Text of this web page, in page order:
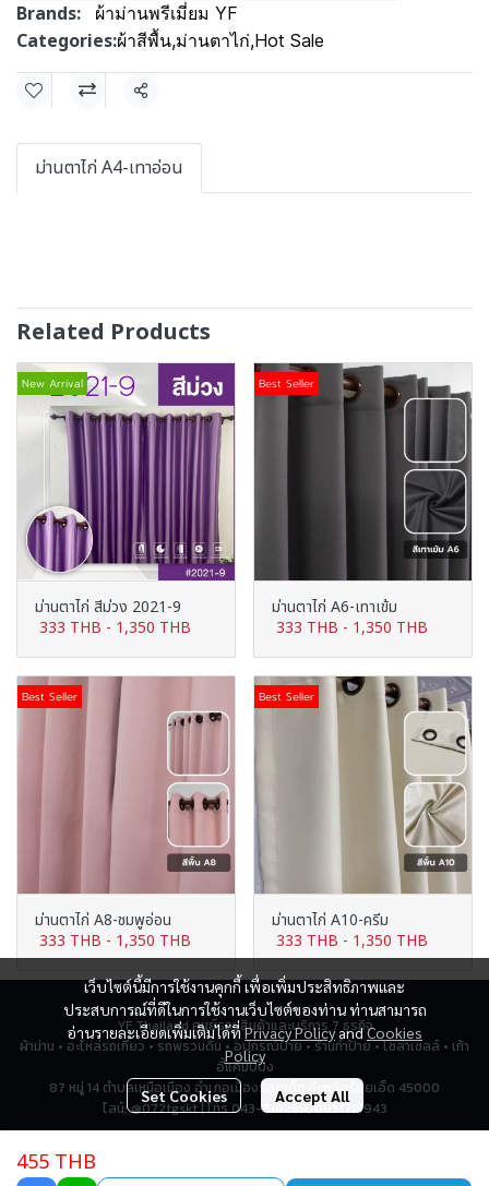
Brands: ผ้าม่านพรีเมี่ยม YF
Categories:ผ้าสีพื้น,ม่านตาไก่,Hot Sale
Share
ม่านตาไก่ A4-เทาอ่อน
Related Products
New Arrival
ม่านตาไก่ สีม่วง 2021-9
333 THB - 1,350 THB
Best Seller
ม่านตาไก่ A6-เทาเข้ม
333 THB - 1,350 THB
Best Seller
ม่านตาไก่ A8-ชมพูอ่อน
333 THB - 1,350 THB
Best Seller
ม่านตาไก่ A10-ครีม
333 THB - 1,350 THB
455 THB
เว็บไซต์นี้มีการใช้งานคุกกี้ เพื่อเพิ่มประสิทธิภาพและ
ประสบการณ์ที่ดีในการใช้งานเว็บไซต์ของท่าน ท่านสามารถ
อ่านรายละเอียดเพิ่มเติมได้ที่Privacy PolicyandCookies
Policy
Set Cookies Accept All
YF Thailand ศูนย์รวมสินค้าและบริการ 7 ธุรกิจ
ผ้าม่าน • อะไหล่รถเกี่ยว • รถพรวนดิน • อุปกรณ์ป้าย • ร้านทำป้าย • โซล่าเซลล์ • เก้า
อี้แคมป์ปิ้ง
87 หมู่ 14 ตำบลเหนือเมือง อำเภอเมืองร้อยเอ็ด จังหวัดร้อยเอ็ด 45000
ไลน์: @072tgskt | โทร 043-518259, 0951715943
Total Visitor2,790,927